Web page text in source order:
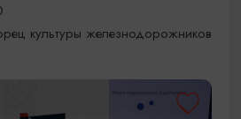
культуры железнодорожников